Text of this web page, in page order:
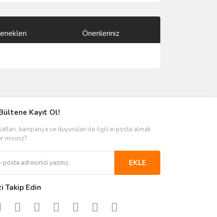
Önerileriniz
Kayıt Ol!
kampanya ve duyuruları ile ilgili e-posta almak
misiniz?
EKLE
Takip Edin